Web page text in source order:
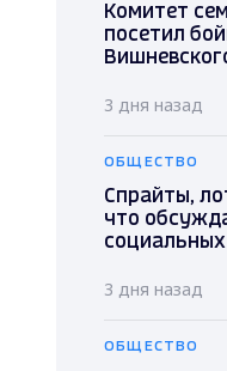
Комитет
посетил
3 дня назад
ОБЩЕСТВО
Спрайты,
что
социальных
3 дня назад
ОБЩЕСТВО